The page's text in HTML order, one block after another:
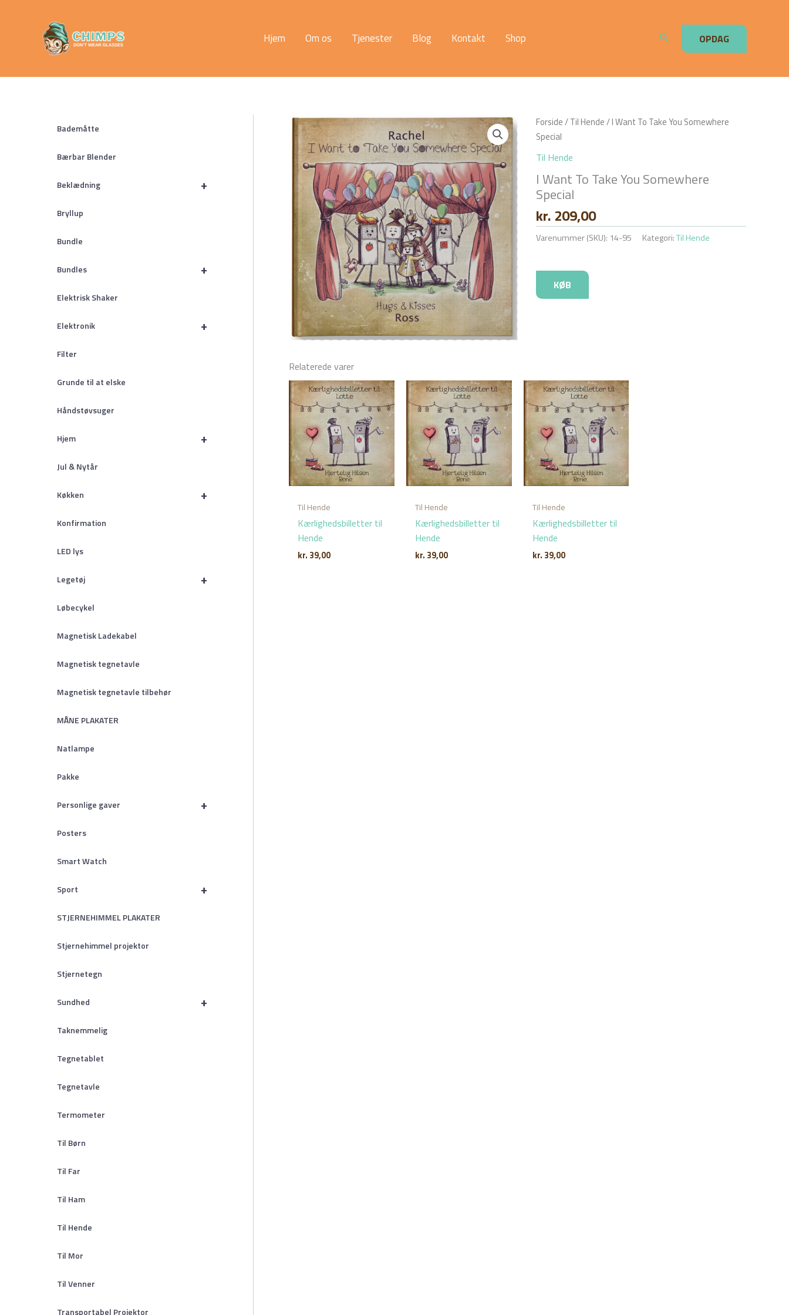
Hjem Om os Tjenester Blog Kontakt Shop Søg OPDAG
Bademåtte
Bærbar Blender
+
Beklædning
Bryllup
Bundle
+
Bundles
Elektrisk Shaker
+
Elektronik
Filter
Grunde til at elske
Håndstøvsuger
+
Hjem
Jul & Nytår
+
Køkken
Konfirmation
LED lys
+
Legetøj
Løbecykel
Magnetisk Ladekabel
Magnetisk tegnetavle
Magnetisk tegnetavle tilbehør
MÅNE PLAKATER
Natlampe
Pakke
+
Personlige gaver
Posters
Smart Watch
+
Sport
STJERNEHIMMEL PLAKATER
Stjernehimmel projektor
Stjernetegn
+
Sundhed
Taknemmelig
Tegnetablet
Tegnetavle
Termometer
Til Børn
Til Far
Til Ham
Til Hende
Til Mor
Til Venner
Transportabel Projektor
Forside/Til Hende/ I Want To Take You Somewhere
Special
Til Hende
I Want To Take You Somewhere
Special
kr. 209,00
Varenummer (SKU): 14-95 Kategori:Til Hende
KØB
Relaterede varer
Til Hende
Kærlighedsbilletter til
Hende
kr. 39,00
Til Hende
Kærlighedsbilletter til
Hende
kr. 39,00
Til Hende
Kærlighedsbilletter til
Hende
kr. 39,00